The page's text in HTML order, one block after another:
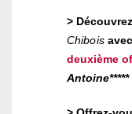
>
Chibois
deuxième
Antoine*****